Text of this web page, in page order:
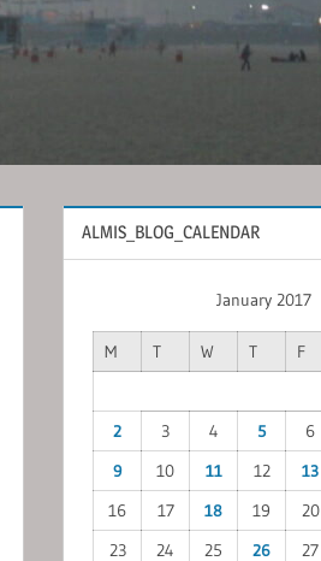
ALMIS_BLOG_CALENDAR
January 2017
M T W T F
2
3 4 5 6
9
10 11 12 13
16
17 18 19 20
23
24 25 26 27